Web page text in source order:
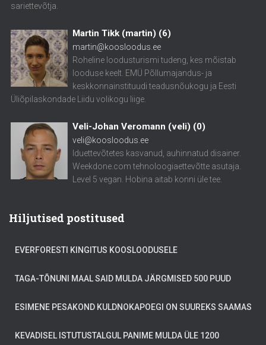
sariettevõtja.
Martin Tikk (martin) (6)
martin@koosloodus.ee
Roheline loodusturismi tudeng, kes mõistab
looduse keelt. EMÜ Põllumajandus- ja
keskkonnainstituudi teadusnõukogu ja Eesti
Üliõpilaskondade Liidu volikogu liige.
Veli-Johan Veromann (veli) (0)
veli@koosloodus.ee
Iduettevõtetes kasvanud, auhinnatud disainer.
Weekdone.com tehnoloogiaettevõtte asutaja.
Level 5 vegan. Hobina aitab konni üle tee.
Hiljutised postitused
EVERFORESTI KINGITUS KOOSLOODUSELE
TAGA-TÕNUNI MAAL SAID MULDA JÄRGMISED 500 PUUD
ESIMENE PESAKOND KULDNOKAPOEGI ON SUUREKS SAAMAS
KEVADISEL ISTUTUSTALGUL PANIME MULDA ÜLE 1200